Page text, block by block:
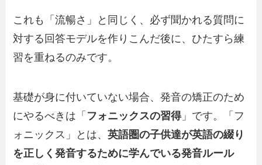
これも「流暢さ」と同じく、必ず聞かれる質問に
対する回答モデルを作りこんだ後に、ひたすら練
習を重ねるのみです。
基礎が身に付いていない場合、発音の矯正のため
にやるべきは「 フォニックスの習得」です。「フ
ォニックス」とは、英語圏の子供達が英語の綴り
を正しく発音するために学んでいる発音ルール